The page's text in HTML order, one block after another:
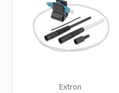
Extron